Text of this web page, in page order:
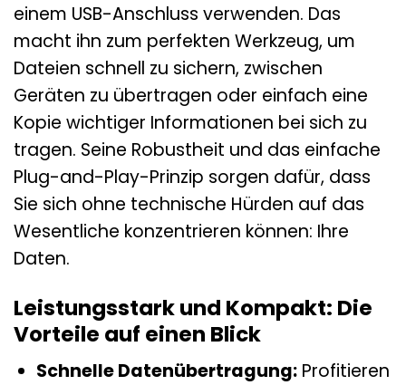
einem USB-Anschluss verwenden. Das
macht ihn zum perfekten Werkzeug, um
Dateien schnell zu sichern, zwischen
Geräten zu übertragen oder einfach eine
Kopie wichtiger Informationen bei sich zu
tragen. Seine Robustheit und das einfache
Plug-and-Play-Prinzip sorgen dafür, dass
Sie sich ohne technische Hürden auf das
Wesentliche konzentrieren können: Ihre
Daten.
Leistungsstark und Kompakt: Die
Vorteile auf einen Blick
Schnelle Datenübertragung:Profitieren